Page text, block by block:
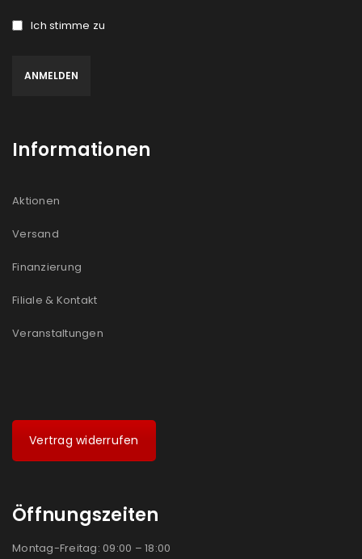
E-Mail-Adresse
NEWSLETTER ABONNIEREN
us
Ich stimme zu
akzeptiere die
Ich stimme zu
Informationen
Aktionen
Versand
Finanzierung
Filiale & Kontakt
Veranstaltungen
Vertrag widerrufen
Öffnungszeiten
Montag-Freitag: 09:00 – 18:00